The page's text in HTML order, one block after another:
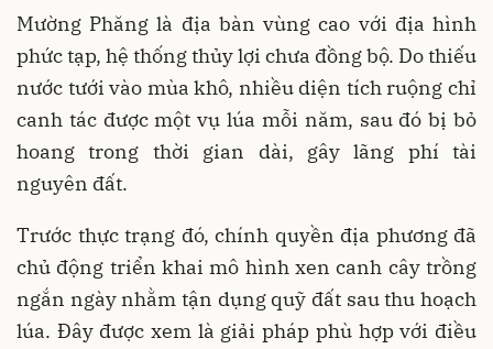
Mường Phăng là địa bàn vùng cao với địa hình
phức tạp, hệ thống thủy lợi chưa đồng bộ. Do thiếu
nước tưới vào mùa khô, nhiều diện tích ruộng chỉ
canh tác được một vụ lúa mỗi năm, sau đó bị bỏ
hoang trong thời gian dài, gây lãng phí tài
nguyên đất.
Trước thực trạng đó, chính quyền địa phương đã
chủ động triển khai mô hình xen canh cây trồng
ngắn ngày nhằm tận dụng quỹ đất sau thu hoạch
lúa. Đây được xem là giải pháp phù hợp với điều